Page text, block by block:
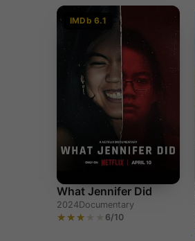
IMDb 6.1
What Jennifer Did
2024Documentary
6/10